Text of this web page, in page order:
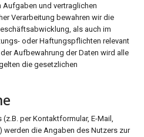
und vertraglichen
Verarbeitung bewahren wir die
als auch im
oder Haftungspflichten relevant
Aufbewahrung der Daten wird alle
die gesetzlichen
per Kontaktformular, E-Mail,
werden die Angaben des Nutzers zur